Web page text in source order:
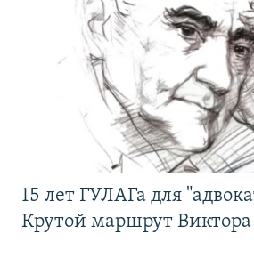
15 лет ГУЛАГа для
Крутой маршрут Виктора